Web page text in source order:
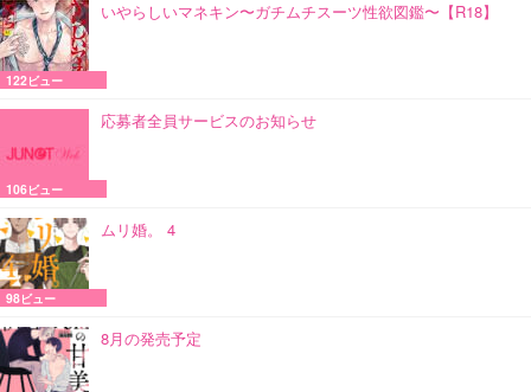
いやらしいマネキン〜ガチムチスーツ性欲図鑑〜【R18】
122ビュー
応募者全員サービスのお知らせ
106ビュー
ムリ婚。 4
98ビュー
8月の発売予定